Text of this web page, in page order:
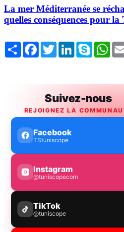
La mer Méditerranée se
quelles conséquences pour la
Share FacebookTwitterLinkedInSkype